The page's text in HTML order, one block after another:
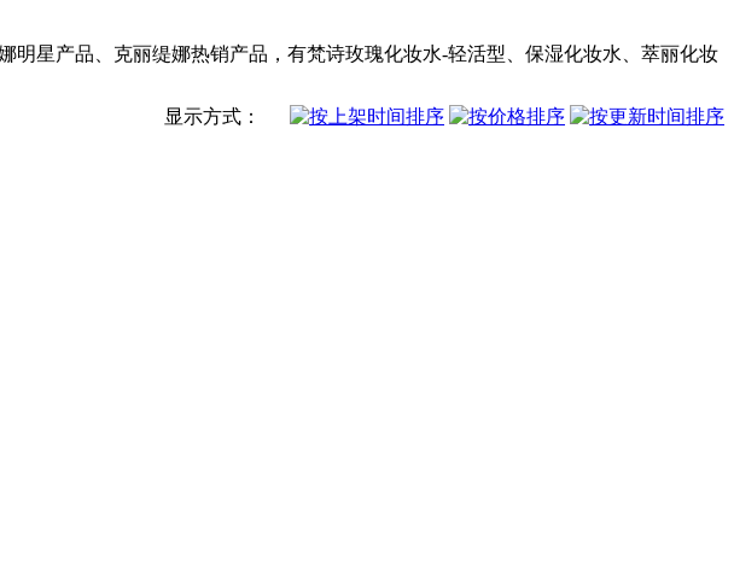
星产品、克丽缇娜热销产品，有梵诗玫瑰化妆水-轻活型、保湿化妆水、萃丽化妆
显示方式：